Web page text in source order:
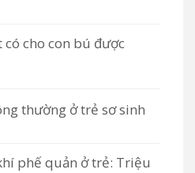
cho con bú được
thường ở trẻ sơ sinh
phế quản ở trẻ: Triệu